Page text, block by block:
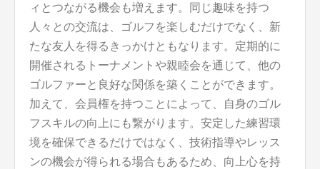
ィとつながる機会も増えます。同じ趣味を持つ
人々との交流は、ゴルフを楽しむだけでなく、新
たな友人を得るきっかけともなります。定期的に
開催されるトーナメントや親睦会を通じて、他の
ゴルファーと良好な関係を築くことができます。
加えて、会員権を持つことによって、自身のゴル
フスキルの向上にも繋がります。安定した練習環
境を確保できるだけではなく、技術指導やレッス
ンの機会が得られる場合もあるため、向上心を持